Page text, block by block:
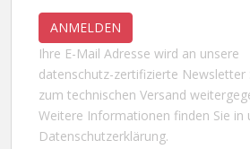
Ihre E-Mail Adresse wird an unsere
datenschutz-zertifizierte Newsletter
zum technischen Versand
Weitere Informationen finden Sie in
Datenschutzerklärung.